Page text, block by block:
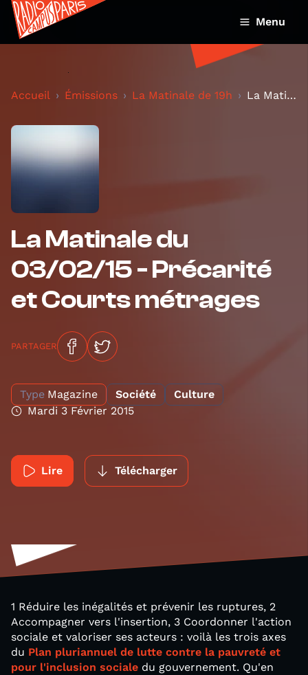
Menu
Accueil Émissions La Matinale de 19h La Matinale du 03/02/15 - Précarité et Courts métr...
La Matinale du
03/02/15 - Précarité
et Courts métrages
PARTAGER
Type Magazine Société
Culture
Mardi 3 Février 2015
Lire Télécharger
1 Réduire les inégalités et prévenir les ruptures, 2
Accompagner vers l'insertion, 3 Coordonner l'action
sociale et valoriser ses acteurs : voilà les trois axes
du Plan pluriannuel de lutte contre la pauvreté et
pour l'inclusion sociale du gouvernement. Qu'en